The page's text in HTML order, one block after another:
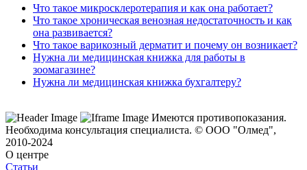
Что такое микросклеротерапия и как она работает?
Что такое хроническая венозная недостаточность и как
она развивается?
Что такое варикозный дерматит и почему он возникает?
Нужна ли медицинская книжка для работы в
зоомагазине?
Нужна ли медицинская книжка бухгалтеру?
Имеются противопоказания.
Необходима консультация специалиста. © ООО "Олмед",
2010-2024
О центре
Статьи